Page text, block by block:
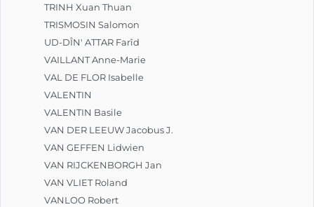
TRINH Xuan Thuan
TRISMOSIN Salomon
UD-DÎN' ATTAR Farîd
VAILLANT Anne-Marie
VAL DE FLOR Isabelle
VALENTIN
VALENTIN Basile
VAN DER LEEUW Jacobus J.
VAN GEFFEN Lidwien
VAN RIJCKENBORGH Jan
VAN VLIET Roland
VANLOO Robert